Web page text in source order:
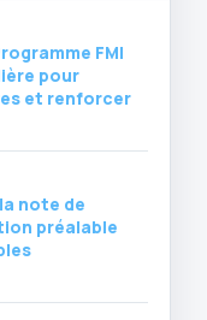
FMI
pour
et renforcer
note de
préalable